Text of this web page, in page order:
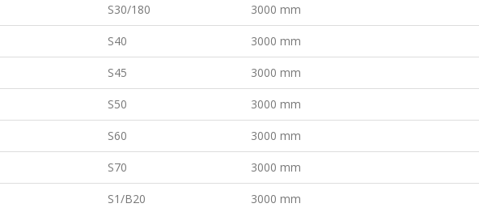
S30/180 3000 mm
S40 3000 mm
S45 3000 mm
S50 3000 mm
S60 3000 mm
S70 3000 mm
S1/B20 3000 mm